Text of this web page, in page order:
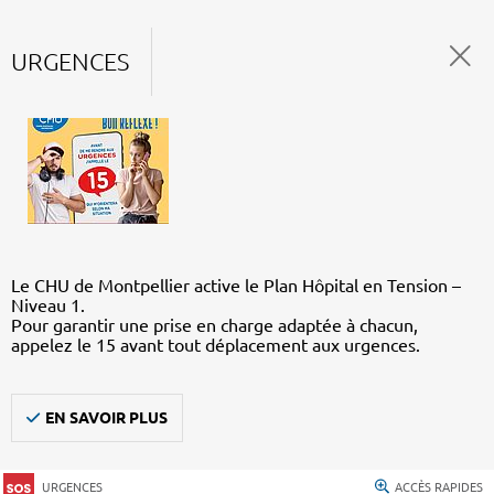
URGENCES
Le CHU de Montpellier active le Plan Hôpital en Tension –
Niveau 1.
Pour garantir une prise en charge adaptée à chacun,
appelez le 15 avant tout déplacement aux urgences.
EN SAVOIR PLUS
URGENCES ACCÈS RAPIDES